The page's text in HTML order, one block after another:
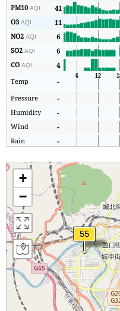
PM10AQI 41
O3AQI 11
NO2AQI 6
SO2AQI 6
COAQI 4
Temp
-
Pressure
-
Humidity
-
Wind
-
Rain
-
+
−